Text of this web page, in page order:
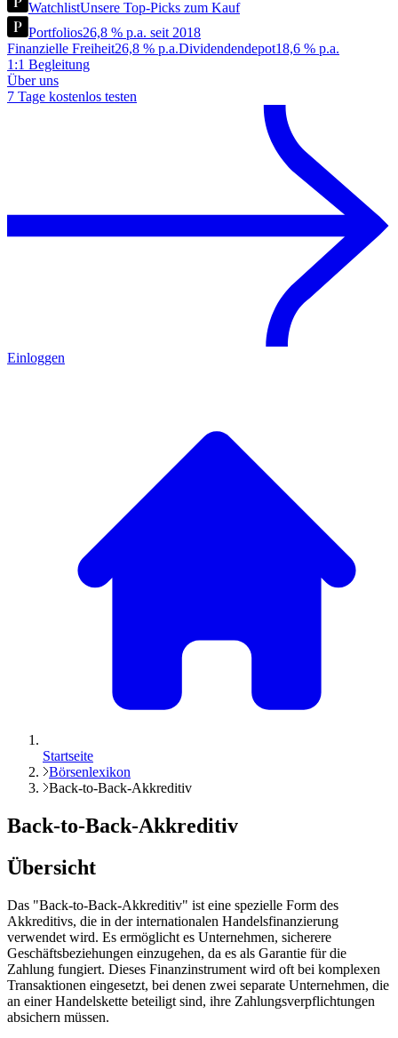
WatchlistUnsere Top-Picks zum Kauf
Portfolios26,8 % p.a. seit 2018
Finanzielle Freiheit26,8 % p.a.Dividendendepot18,6 % p.a.
1:1 Begleitung
Über uns
7 Tage kostenlos testen
Einloggen
Startseite
Börsenlexikon
Back-to-Back-Akkreditiv
Back-to-Back-Akkreditiv
Übersicht
Das "Back-to-Back-Akkreditiv" ist eine spezielle Form des
Akkreditivs, die in der internationalen Handelsfinanzierung
verwendet wird. Es ermöglicht es Unternehmen, sicherere
Geschäftsbeziehungen einzugehen, da es als Garantie für die
Zahlung fungiert. Dieses Finanzinstrument wird oft bei komplexen
Transaktionen eingesetzt, bei denen zwei separate Unternehmen, die
an einer Handelskette beteiligt sind, ihre Zahlungsverpflichtungen
absichern müssen.